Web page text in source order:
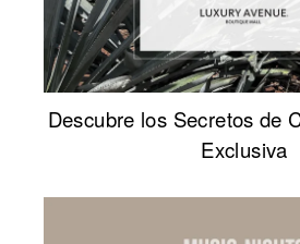
Descubre los Secretos de
Exclusiva